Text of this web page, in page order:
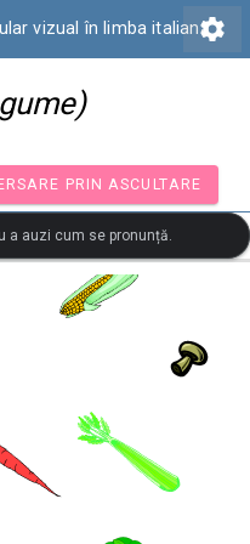
vizual în limba italianăsettings
EXERSARE PRIN
a auzi cum se pronunță.